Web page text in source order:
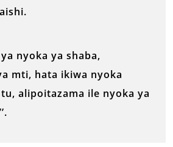
nyoka ya shaba,
mti, hata ikiwa nyoka
alipoitazama ile nyoka ya